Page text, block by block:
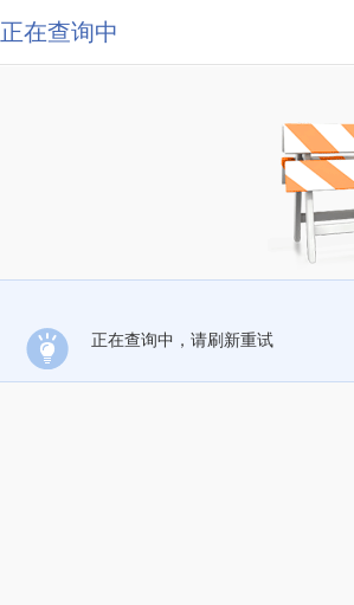
正在查询中
正在查询中，请刷新重试